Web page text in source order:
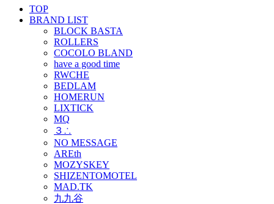
TOP
BRAND LIST
BLOCK BASTA
ROLLERS
COCOLO BLAND
have a good time
RWCHE
BEDLAM
HOMERUN
LIXTICK
MQ
３∴
NO MESSAGE
AREth
MOZYSKEY
SHIZENTOMOTEL
MAD.TK
九九谷